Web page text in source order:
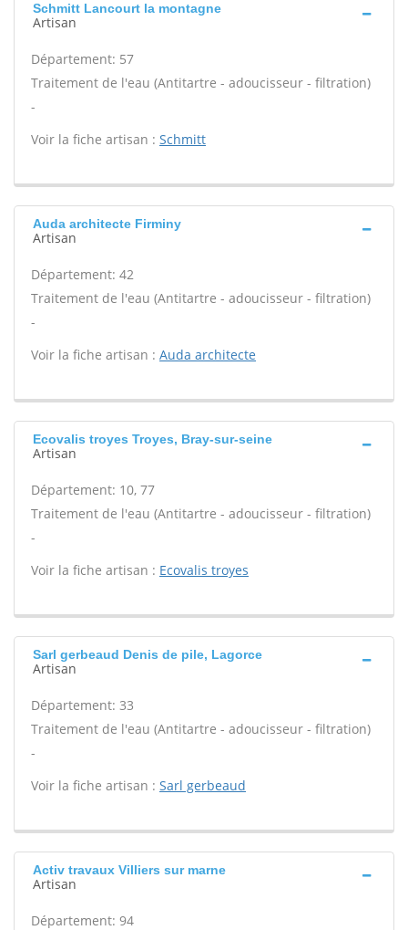
Schmitt Lancourt la montagne
Artisan
Département: 57
Traitement de l'eau (Antitartre - adoucisseur - filtration)
-
Voir la fiche artisan : Schmitt
Auda architecte Firminy
Artisan
Département: 42
Traitement de l'eau (Antitartre - adoucisseur - filtration)
-
Voir la fiche artisan : Auda architecte
Ecovalis troyes Troyes, Bray-sur-seine
Artisan
Département: 10, 77
Traitement de l'eau (Antitartre - adoucisseur - filtration)
-
Voir la fiche artisan : Ecovalis troyes
Sarl gerbeaud Denis de pile, Lagorce
Artisan
Département: 33
Traitement de l'eau (Antitartre - adoucisseur - filtration)
-
Voir la fiche artisan : Sarl gerbeaud
Activ travaux Villiers sur marne
Artisan
Département: 94